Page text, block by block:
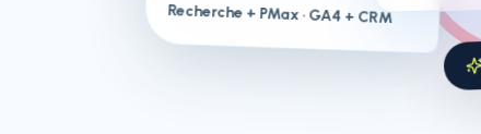
Recherche + PMax· GA4 + CRM